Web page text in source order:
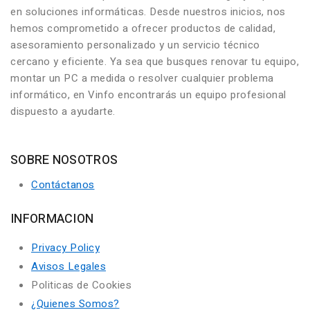
en soluciones informáticas. Desde nuestros inicios, nos
hemos comprometido a ofrecer productos de calidad,
asesoramiento personalizado y un servicio técnico
cercano y eficiente. Ya sea que busques renovar tu equipo,
montar un PC a medida o resolver cualquier problema
informático, en Vinfo encontrarás un equipo profesional
dispuesto a ayudarte.
SOBRE NOSOTROS
Contáctanos
INFORMACION
Privacy Policy
Avisos Legales
Politicas de Cookies
¿Quienes Somos?